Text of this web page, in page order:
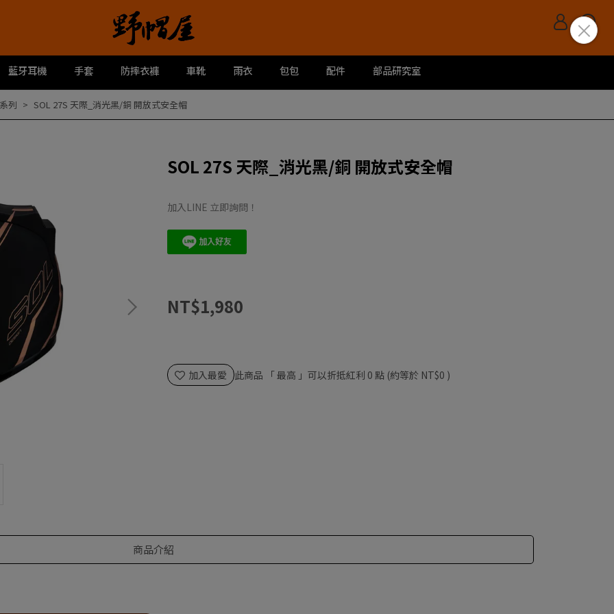
藍牙耳機 手套 防摔衣褲 車靴 雨衣 包包 配件 部品研究室
列 SOL 27S 天際_消光黑/銅 開放式安全帽
SOL 27S 天際_消光黑/銅 開放式安全帽
加入LINE 立即詢問！
NT$1,980
加入最愛 此商品 「 最高 」可以折抵紅利 0 點 (約等於 NT$0 )
商品介紹